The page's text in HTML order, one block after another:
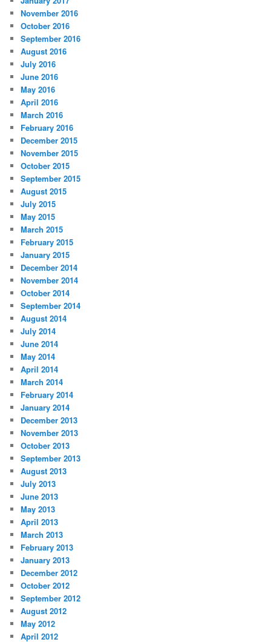
November 2016
October 2016
September 2016
August 2016
July 2016
June 2016
May 2016
April 2016
March 2016
February 2016
December 2015
November 2015
October 2015
September 2015
August 2015
July 2015
May 2015
March 2015
February 2015
January 2015
December 2014
November 2014
October 2014
September 2014
August 2014
July 2014
June 2014
May 2014
April 2014
March 2014
February 2014
January 2014
December 2013
November 2013
October 2013
September 2013
August 2013
July 2013
June 2013
May 2013
April 2013
March 2013
February 2013
January 2013
December 2012
October 2012
September 2012
August 2012
May 2012
April 2012